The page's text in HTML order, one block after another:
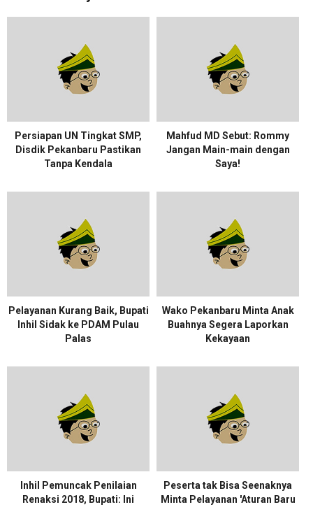
Persiapan UN Tingkat SMP,
Disdik Pekanbaru Pastikan
Tanpa Kendala
Mahfud MD Sebut: Rommy
Jangan Main-main dengan
Saya!
Pelayanan Kurang Baik, Bupati
Inhil Sidak ke PDAM Pulau
Palas
Wako Pekanbaru Minta Anak
Buahnya Segera Laporkan
Kekayaan
Inhil Pemuncak Penilaian
Renaksi 2018, Bupati: Ini
Peserta tak Bisa Seenaknya
Minta Pelayanan 'Aturan Baru